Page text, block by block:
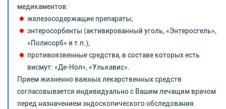
медикаментов:
железосодержащие препараты;
энтеросорбенты (активированный уголь, «Энтеросгель»,
«Полисорб» и т.п.);
противоязвенные средства, в составе которых есть
висмут: «Де-Нол», «Улькавис».
Прием жизненно важных лекарственных средств
согласовывается индивидуально с Вашим лечащим врачом
перед назначением эндоскопического обследования.